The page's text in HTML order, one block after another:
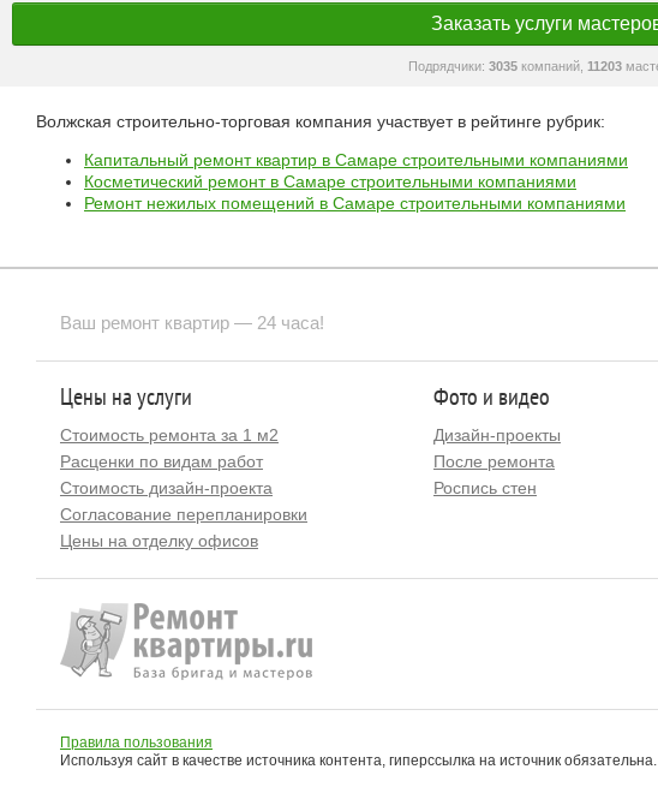
Заказать услуги
Подрядчики:3035 компаний, 11203
Волжская строительно-торговая компания участвует в рейтинге рубрик:
Капитальный ремонт квартир в Самаре строительными компаниями
Косметический ремонт в Самаре строительными компаниями
Ремонт нежилых помещений в Самаре строительными компаниями
Ваш ремонт квартир — 24 часа!
Цены на услуги
Стоимость ремонта за 1 м2
Расценки по видам работ
Стоимость дизайн-проекта
Согласование перепланировки
Цены на отделку офисов
Фото и видео
Дизайн-проекты
После ремонта
Роспись стен
Правила пользования
Используя сайт в качестве источника контента, гиперссылка на источник обязательна.